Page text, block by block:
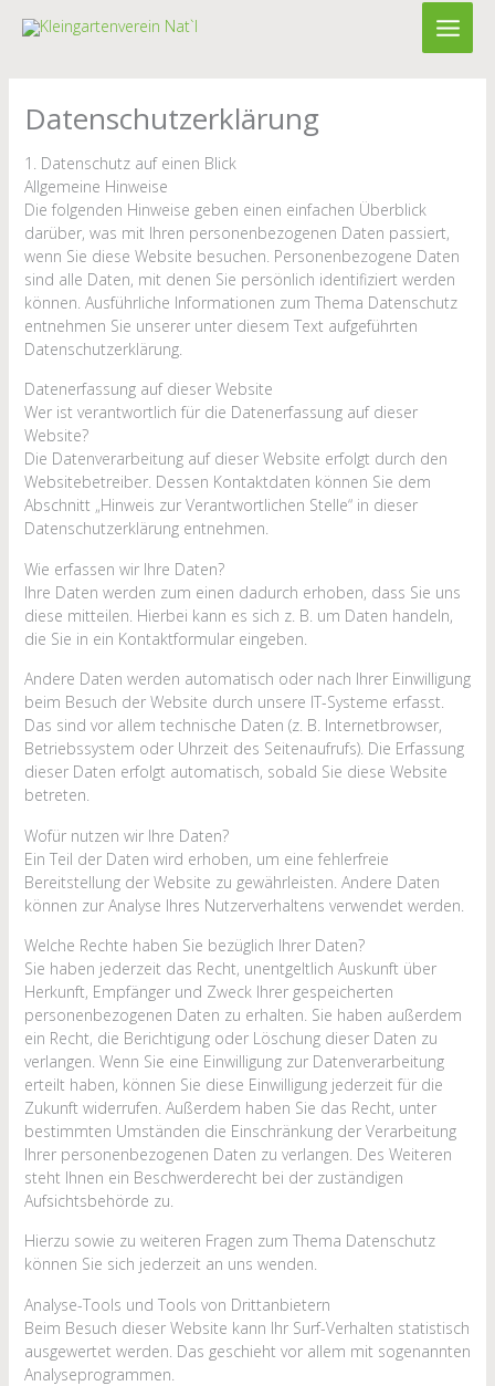
Inhalt
Datenschutzerklärung
1. Datenschutz auf einen Blick
Allgemeine Hinweise
Die folgenden Hinweise geben einen einfachen Überblick
darüber, was mit Ihren personenbezogenen Daten passiert,
wenn Sie diese Website besuchen. Personenbezogene Daten
sind alle Daten, mit denen Sie persönlich identifiziert werden
können. Ausführliche Informationen zum Thema Datenschutz
entnehmen Sie unserer unter diesem Text aufgeführten
Datenschutzerklärung.
Datenerfassung auf dieser Website
Wer ist verantwortlich für die Datenerfassung auf dieser
Website?
Die Datenverarbeitung auf dieser Website erfolgt durch den
Websitebetreiber. Dessen Kontaktdaten können Sie dem
Abschnitt „Hinweis zur Verantwortlichen Stelle“ in dieser
Datenschutzerklärung entnehmen.
Wie erfassen wir Ihre Daten?
Ihre Daten werden zum einen dadurch erhoben, dass Sie uns
diese mitteilen. Hierbei kann es sich z. B. um Daten handeln,
die Sie in ein Kontaktformular eingeben.
Andere Daten werden automatisch oder nach Ihrer Einwilligung
beim Besuch der Website durch unsere IT-Systeme erfasst.
Das sind vor allem technische Daten (z. B. Internetbrowser,
Betriebssystem oder Uhrzeit des Seitenaufrufs). Die Erfassung
dieser Daten erfolgt automatisch, sobald Sie diese Website
betreten.
Wofür nutzen wir Ihre Daten?
Ein Teil der Daten wird erhoben, um eine fehlerfreie
Bereitstellung der Website zu gewährleisten. Andere Daten
können zur Analyse Ihres Nutzerverhaltens verwendet werden.
Welche Rechte haben Sie bezüglich Ihrer Daten?
Sie haben jederzeit das Recht, unentgeltlich Auskunft über
Herkunft, Empfänger und Zweck Ihrer gespeicherten
personenbezogenen Daten zu erhalten. Sie haben außerdem
ein Recht, die Berichtigung oder Löschung dieser Daten zu
verlangen. Wenn Sie eine Einwilligung zur Datenverarbeitung
erteilt haben, können Sie diese Einwilligung jederzeit für die
Zukunft widerrufen. Außerdem haben Sie das Recht, unter
bestimmten Umständen die Einschränkung der Verarbeitung
Ihrer personenbezogenen Daten zu verlangen. Des Weiteren
steht Ihnen ein Beschwerderecht bei der zuständigen
Aufsichtsbehörde zu.
Hierzu sowie zu weiteren Fragen zum Thema Datenschutz
können Sie sich jederzeit an uns wenden.
Analyse-Tools und Tools von Dritt­anbietern
Beim Besuch dieser Website kann Ihr Surf-Verhalten statistisch
ausgewertet werden. Das geschieht vor allem mit sogenannten
Analyseprogrammen.